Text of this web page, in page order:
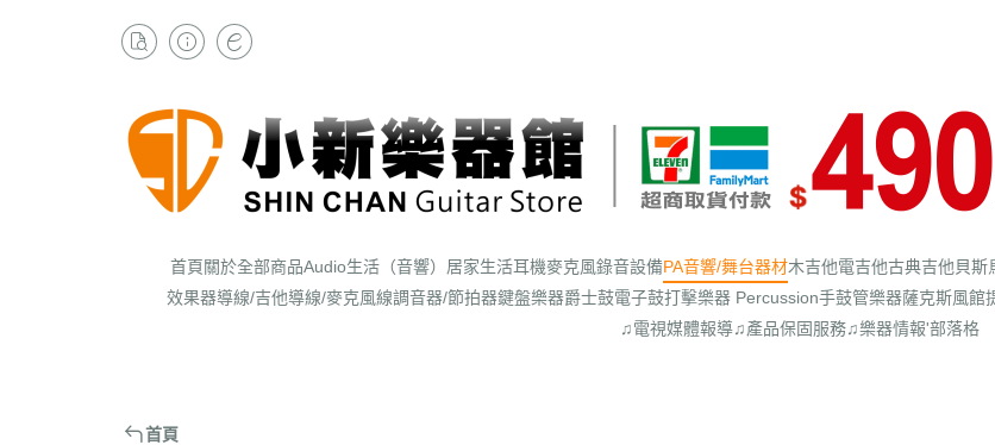
首頁關於全部商品Audio生活（音響） 居家生活耳機麥克風錄音設備PA音響/舞台器材木吉他電吉他古典吉他貝斯
效果器導線/吉他導線/麥克風線調音器/節拍器鍵盤樂器爵士鼓電子鼓打擊樂器 Percussion手鼓管樂器薩克斯風館
♫電視媒體報導♫產品保固服務♫樂器情報'部落格
首頁